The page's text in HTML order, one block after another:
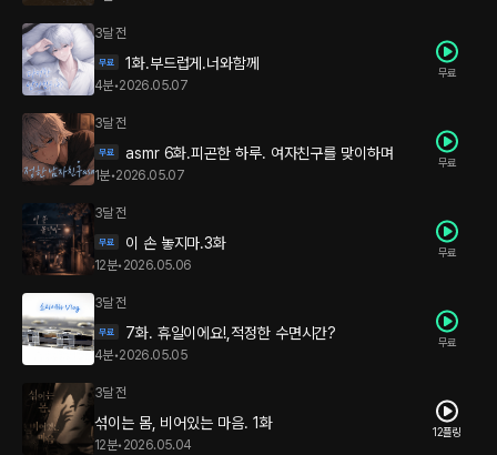
3달 전
1화.부드럽게.너와함께
4분•2026.05.07
무료
3달 전
asmr 6화.피곤한 하루. 여자친구를 맞이하며
1분•2026.05.07
무료
3달 전
이 손 놓지마.3화
12분• 2026.05.06
무료
3달 전
7화. 휴일이에요!,적정한 수면시간?
4분•2026.05.05
무료
3달 전
섞이는 몸, 비어있는 마음. 1화
12분• 2026.05.04
12플링